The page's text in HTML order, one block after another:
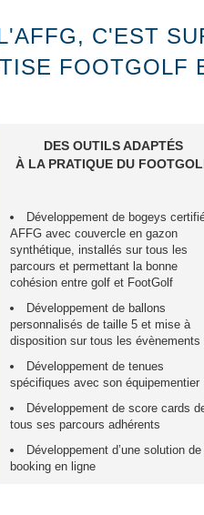
C'EST
FOOTGOLF
DES OUTILS ADAPTÉS
À LA PRATIQUE DU
Développement de bogeys
AFFG avec couvercle en gazon
synthétique, installés sur tous les
parcours et permettant la bonne
cohésion entre golf et FootGolf
Développement de ballons
personnalisés de taille 5 et mise à
disposition sur tous les évènements
Développement de tenues
spécifiques avec son équipementier
Développement de score cards
tous ses parcours adhérents
Développement d’une solution de
booking en ligne